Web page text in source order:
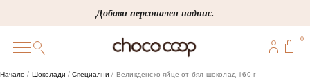
to
content
Добави персонален надпис.
0
Начало / Шоколади /Специални / Великденско яйце от бял шоколад 160 г